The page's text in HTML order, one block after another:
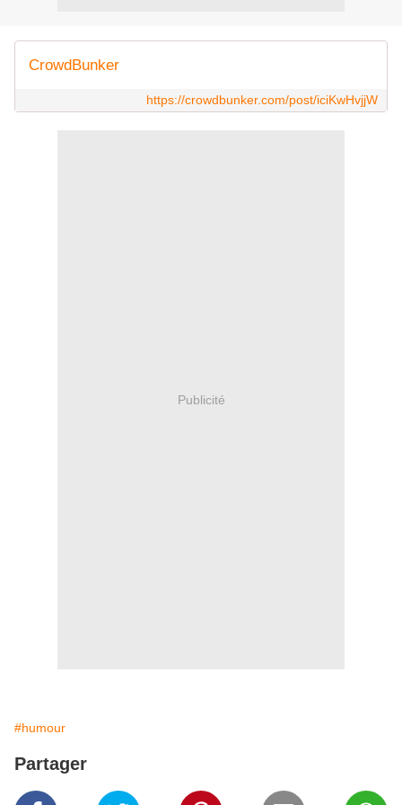
CrowdBunker
https://crowdbunker.com/post/iciKwHvjjW
Publicité
#humour
Partager